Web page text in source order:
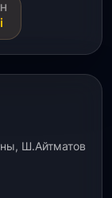
теңгеге
Шардара
Ш.Айтматов